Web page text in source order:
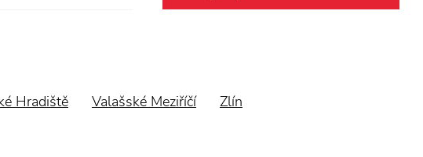
Hradiště Valašské Meziříčí Zlín